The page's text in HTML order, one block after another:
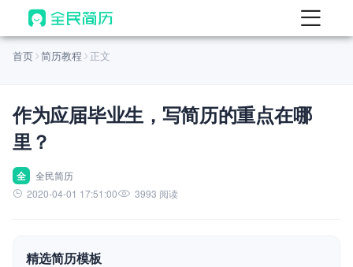
首页
AI 生成简历
AI 翻译简历
AI 诊断简历
面试自我介绍
首页 简历教程 正文
作为应届毕业生，写简历的重点在哪
里？
全
全民简历
2020-04-01 17:51:00
3993 阅读
精选简历模板